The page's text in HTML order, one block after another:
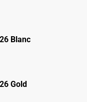
Blanc
Gold